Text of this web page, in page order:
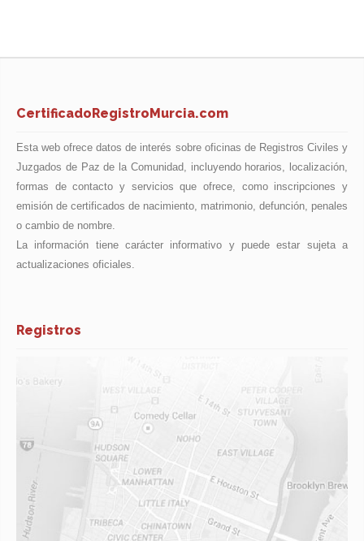
CertificadoRegistroMurcia.com
Esta web ofrece datos de interés sobre oficinas de Registros Civiles y
Juzgados de Paz de la Comunidad, incluyendo horarios, localización,
formas de contacto y servicios que ofrece, como inscripciones y
emisión de certificados de nacimiento, matrimonio, defunción, penales
o cambio de nombre.
La información tiene carácter informativo y puede estar sujeta a
actualizaciones oficiales.
Registros